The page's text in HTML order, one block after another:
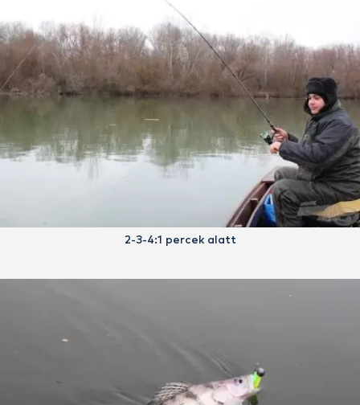
2-3-4:1 percek alatt